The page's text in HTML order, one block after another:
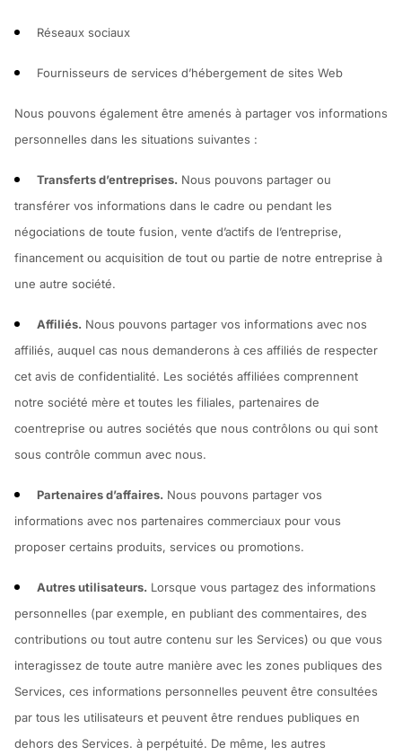
Réseaux sociaux
Fournisseurs de services d’hébergement de sites Web
Nous pouvons également être amenés à partager vos informations
personnelles dans les situations suivantes :
Transferts d’entreprises. Nous pouvons partager ou
transférer vos informations dans le cadre ou pendant les
négociations de toute fusion, vente d’actifs de l’entreprise,
financement ou acquisition de tout ou partie de notre entreprise à
une autre société.
Affiliés. Nous pouvons partager vos informations avec nos
affiliés, auquel cas nous demanderons à ces affiliés de respecter
cet avis de confidentialité. Les sociétés affiliées comprennent
notre société mère et toutes les filiales, partenaires de
coentreprise ou autres sociétés que nous contrôlons ou qui sont
sous contrôle commun avec nous.
Partenaires d’affaires. Nous pouvons partager vos
informations avec nos partenaires commerciaux pour vous
proposer certains produits, services ou promotions.
Autres utilisateurs. Lorsque vous partagez des informations
personnelles (par exemple, en publiant des commentaires, des
contributions ou tout autre contenu sur les Services) ou que vous
interagissez de toute autre manière avec les zones publiques des
Services, ces informations personnelles peuvent être consultées
par tous les utilisateurs et peuvent être rendues publiques en
dehors des Services. à perpétuité. De même, les autres